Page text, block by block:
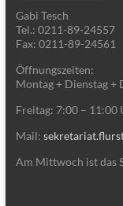
Gabi Tesch
Tel.: 0211-89-24557
Fax: 0211-89-24561
Öffnungszeiten:
Montag + Dienstag +
Freitag: 7:00 – 11:00
Mail:
Am Mittwoch ist das